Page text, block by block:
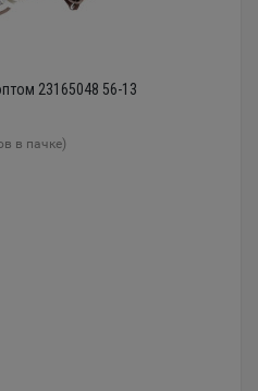
23165048 56-13
в пачке)